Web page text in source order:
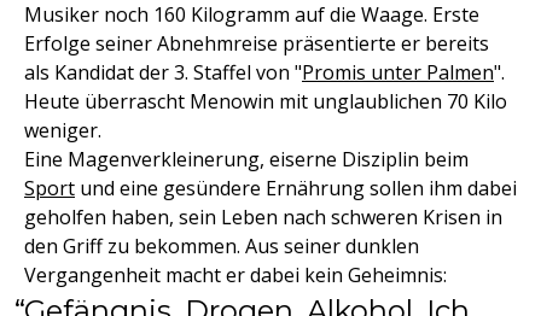
Musiker noch 160 Kilogramm auf die Waage. Erste
Erfolge seiner Abnehmreise präsentierte er bereits
als Kandidat der 3. Staffel von "Promis unter Palmen".
Heute überrascht Menowin mit unglaublichen 70 Kilo
weniger.
Eine Magenverkleinerung, eiserne Disziplin beim
Sport und eine gesündere Ernährung sollen ihm dabei
geholfen haben, sein Leben nach schweren Krisen in
den Griff zu bekommen. Aus seiner dunklen
Vergangenheit macht er dabei kein Geheimnis: